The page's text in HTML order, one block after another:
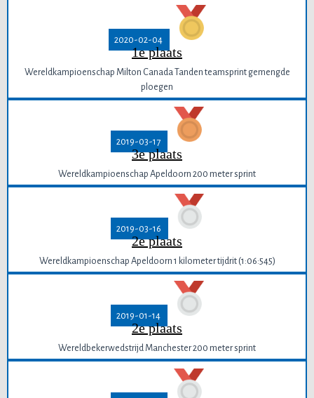
2020-02-04
1e plaats
Wereldkampioenschap Milton Canada Tanden teamsprint gemengde
ploegen
2019-03-17
3e plaats
Wereldkampioenschap Apeldoorn 200 meter sprint
2019-03-16
2e plaats
Wereldkampioenschap Apeldoorn 1 kilometer tijdrit (1:06:545)
2019-01-14
2e plaats
Wereldbekerwedstrijd Manchester 200 meter sprint